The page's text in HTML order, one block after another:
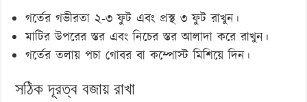
গর্তের গভীরতা ২-৩ ফুট এবং প্রস্থ ৩ ফুট রাখুন।
মাটির উপরের স্তর এবং নিচের স্তর আলাদা করে রাখুন।
গর্তের তলায় পচা গোবর বা কম্পোস্ট মিশিয়ে দিন।
সঠিক দূরত্ব বজায় রাখা